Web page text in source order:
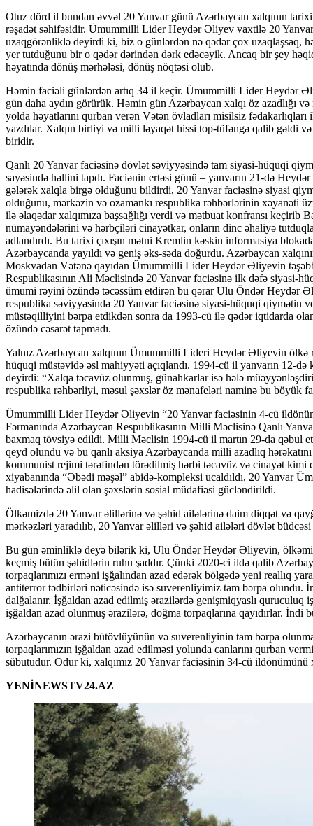
Otuz dörd il bundan əvvəl 20 Yanvar günü Azərbaycan xalqının
rəşadət səhifəsidir. Ümummilli Lider Heydər Əliyev vaxtilə 20
uzaqgörənliklə deyirdi ki, biz o günlərdən nə qədər çox uzaqlaşsaq,
yer tutduğunu bir o qədər dərindən dərk edəcəyik. Ancaq bir şey
həyatında dönüş mərhələsi, dönüş nöqtəsi olub.
Həmin faciəli günlərdən artıq 34 il keçir. Ümummilli Lider Heydər
gün daha aydın görürük. Həmin gün Azərbaycan xalqı öz azadlığı
yolda həyatlarını qurban verən Vətən övladları misilsiz fədakarlıqları
yazdılar. Xalqın birliyi və milli ləyaqət hissi top-tüfəngə qalib gəldi
biridir.
Qanlı 20 Yanvar faciəsinə dövlət səviyyəsində tam siyasi-hüquqi
sayəsində həllini tapdı. Faciənin ertəsi günü – yanvarın 21-də
gələrək xalqla birgə olduğunu bildirdi, 20 Yanvar faciəsinə siyasi
olduğunu, mərkəzin və ozamankı respublika rəhbərlərinin xəyanəti
ilə əlaqədar xalqımıza başsağlığı verdi və mətbuat konfransı keçirib
nümayəndələrini və hərbçiləri cinayətkar, onların dinc əhaliyə
adlandırdı. Bu tarixi çıxışın mətni Kremlin kəskin informasiya
Azərbaycanda yayıldı və geniş əks-səda doğurdu. Azərbaycan
Moskvadan Vətənə qayıdan Ümummilli Lider Heydər Əliyevin
Respublikasının Ali Məclisində 20 Yanvar faciəsinə ilk dəfə siyasi-
ümumi rəyini özündə təcəssüm etdirən bu qərar Ulu Öndər Heydər
respublika səviyyəsində 20 Yanvar faciəsinə siyasi-hüquqi qiymətin
müstəqilliyini bərpa etdikdən sonra da 1993-cü ilə qədər iqtidarda
özündə cəsarət tapmadı.
Yalnız Azərbaycan xalqının Ümummilli Lideri Heydər Əliyevin ölkə
hüquqi müstəvidə əsl mahiyyəti açıqlandı. 1994-cü il yanvarın 12-
deyirdi: “Xalqa təcavüz olunmuş, günahkarlar isə hələ
respublika rəhbərliyi, məsul şəxslər öz mənafeləri naminə bu böyük
Ümummilli Lider Heydər Əliyevin “20 Yanvar faciəsinin 4-cü
Fərmanında Azərbaycan Respublikasının Milli Məclisinə Qanlı
baxmaq tövsiyə edildi. Milli Məclisin 1994-cü il martın 29-da qəbul
qeyd olundu və bu qanlı aksiya Azərbaycanda milli azadlıq
kommunist rejimi tərəfindən törədilmiş hərbi təcavüz və cinayət
xiyabanında “Əbədi məşəl” abidə-kompleksi ucaldıldı, 20 Yanvar
hadisələrində əlil olan şəxslərin sosial müdafiəsi gücləndirildi.
Ölkəmizdə 20 Yanvar əlillərinə və şəhid ailələrinə daim diqqət və
mərkəzləri yaradılıb, 20 Yanvar əlilləri və şəhid ailələri dövlət
Bu gün əminliklə deyə bilərik ki, Ulu Öndər Heydər Əliyevin,
keçmiş bütün şəhidlərin ruhu şaddır. Çünki 2020-ci ildə qalib
torpaqlarımızı erməni işğalından azad edərək bölgədə yeni reallıq
antiterror tədbirləri nəticəsində isə suverenliyimiz tam bərpa olundu.
dalğalanır. İşğaldan azad edilmiş ərazilərdə genişmiqyaslı
işğaldan azad olunmuş ərazilərə, doğma torpaqlarına qayıdırlar. İndi
Azərbaycanın ərazi bütövlüyünün və suverenliyinin tam bərpa
torpaqlarımızın işğaldan azad edilməsi yolunda canlarını qurban
sübutudur. Odur ki, xalqımız 20 Yanvar faciəsinin 34-cü
YENİNEWSTV24.AZ